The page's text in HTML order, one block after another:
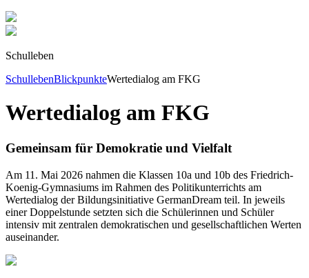
Schulleben
SchullebenBlickpunkteWertedialog am FKG
Wertedialog am FKG
Gemeinsam für Demokratie und Vielfalt
Am 11. Mai 2026 nahmen die Klassen 10a und 10b des Friedrich-
Koenig-Gymnasiums im Rahmen des Politikunterrichts am
Wertedialog der Bildungsinitiative GermanDream teil. In jeweils
einer Doppelstunde setzten sich die Schülerinnen und Schüler
intensiv mit zentralen demokratischen und gesellschaftlichen Werten
auseinander.